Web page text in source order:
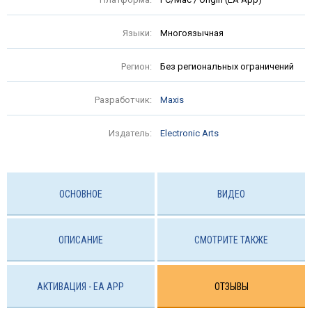
Языки: Многоязычная
Регион: Без региональных ограничений
Разработчик: Maxis
Издатель: Electronic Arts
ОСНОВНОЕ ВИДЕО
ОПИСАНИЕ СМОТРИТЕ ТАКЖЕ
АКТИВАЦИЯ - EA APP ОТЗЫВЫ